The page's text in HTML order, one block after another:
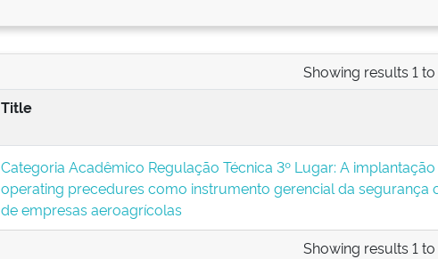
Showing results 1 to
Title
Categoria Acadêmico Regulação Técnica 3º Lugar: A
operating precedures como instrumento gerencial da segurança
de empresas aeroagrícolas
Showing results 1 to